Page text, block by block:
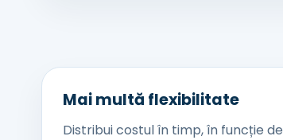
Mai multă flexibilitate
Distribui costul în timp, în funcție de